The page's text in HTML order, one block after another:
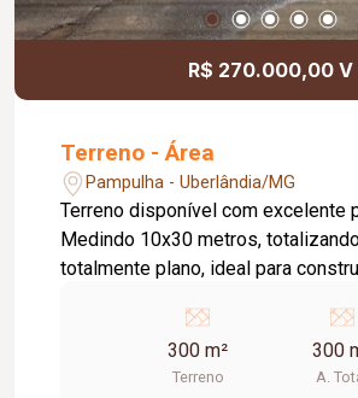
R$ 270.000,00 V
Terreno - Área
Pampulha - Uberlândia/MG
Terreno disponível com excelente
Medindo 10x30 metros,
totalmente plano, ideal para
construídos pelos vizinhos, o que
praticidade e redução de custos na
financiamento, facilitando a
300 m²
Terreno
300
A.